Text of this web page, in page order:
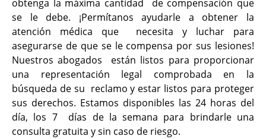
obtenga la máxima cantidad de compensación que
se le debe. ¡Permítanos ayudarle a obtener la
atención médica que necesita y luchar para
asegurarse de que se le compensa por sus lesiones!
Nuestros abogados están listos para proporcionar
una representación legal comprobada en la
búsqueda de su reclamo y estar listos para proteger
sus derechos. Estamos disponibles las 24 horas del
día, los 7 días de la semana para brindarle una
consulta gratuita y sin caso de riesgo.